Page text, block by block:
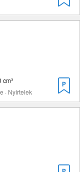
cm³
· Nyírtelek